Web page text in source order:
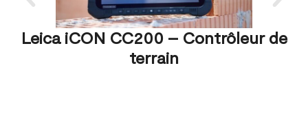
Leica iCON CC200 – Contrôleur de
terrain